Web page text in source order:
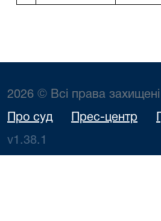
2026 © Всі права захищені
Про суд Прес-центр
v1.38.1